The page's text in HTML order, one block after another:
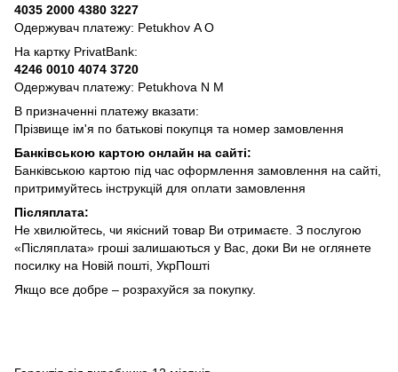
4035 2000 4380 3227
Одержувач платежу: Petukhov A O
На картку PrivatBank:
4246 0010 4074 3720
Одержувач платежу: Petukhovа N M
В призначенні платежу вказати:
Прізвище ім'я по батькові покупця та номер замовлення
Банківською картою онлайн на сайті:
Банківською картою під час оформлення замовлення на сайті,
притримуйтесь інструкцій для оплати замовлення
Післяплата:
Не хвилюйтесь, чи якісний товар Ви отримаєте. З послугою
«Післяплата» гроші залишаються у Вас, доки Ви не оглянете
посилку на Новій пошті, УкрПошті
Якщо все добре – розрахуйся за покупку.